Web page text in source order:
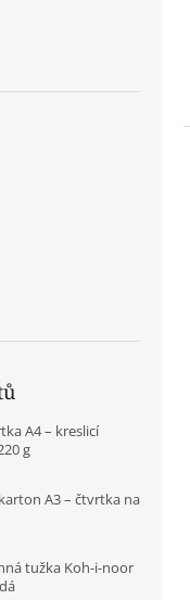
A4 – kreslicí
g
A3 – čtvrtka na
tužka Koh-i-noor